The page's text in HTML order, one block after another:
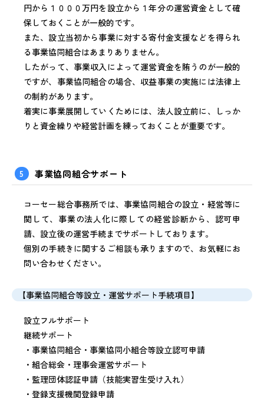
円から１０００万円を設立から１年分の運営資金として確
保しておくことが一般的です。
また、設立当初から事業に対する寄付金支援などを得られ
る事業協同組合はあまりありません。
したがって、事業収入によって運営資金を賄うのが一般的
ですが、事業協同組合の場合、収益事業の実施には法律上
の制約があります。
着実に事業展開していくためには、法人設立前に、しっか
りと資金繰りや経営計画を練っておくことが重要です。
5 事業協同組合サポート
コーセー総合事務所では、事業協同組合の設立・経営等に
関して、事業の法人化に際しての経営診断から、認可申
請、設立後の運営手続までサポートしております。
個別の手続きに関するご相談も承りますので、お気軽にお
問い合わせください。
【事業協同組合等設立・運営サポート手続項目】
設立フルサポート
継続サポート
・事業協同組合・事業協同小組合等設立認可申請
・組合総会・理事会運営サポート
・監理団体認証申請（技能実習生受け入れ）
・登録支援機関登録申請